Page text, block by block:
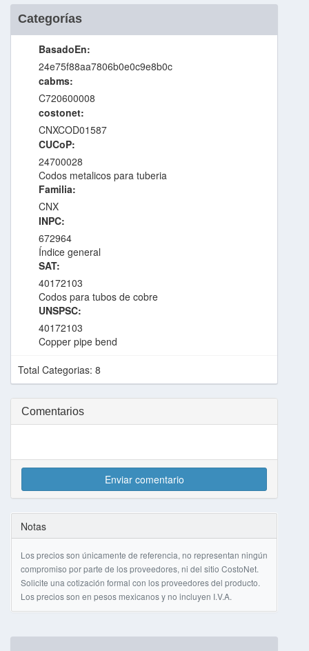
Categorías
BasadoEn:
24e75f88aa7806b0e0c9e8b0c
cabms:
C720600008
costonet:
CNXCOD01587
CUCoP:
24700028
Codos metalicos para tuberia
Familia:
CNX
INPC:
672964
Índice general
SAT:
40172103
Codos para tubos de cobre
UNSPSC:
40172103
Copper pipe bend
Total Categorias: 8
Comentarios
Enviar comentario
Notas
Los precios son únicamente de referencia, no representan ningún
compromiso por parte de los proveedores, ni del sitio CostoNet.
Solicite una cotización formal con los proveedores del producto.
Los precios son en pesos mexicanos y no incluyen I.V.A.